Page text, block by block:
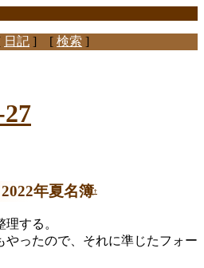
日記 ] [ 検索 ]
年夏名簿†
する。
やったので、それに準じたフォー